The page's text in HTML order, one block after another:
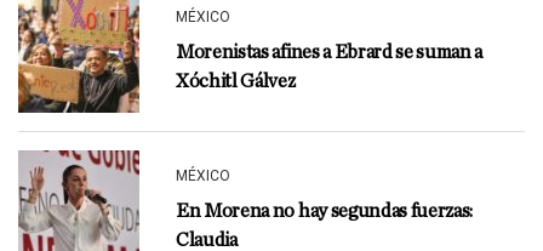
MÉXICO
Morenistas afines a Ebrard se suman a
Xóchitl Gálvez
MÉXICO
En Morena no hay segundas fuerzas:
Claudia